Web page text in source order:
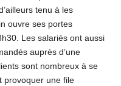
tenu à les
ouvre ses portes
Les salariés ont aussi
auprès d’une
sont nombreux à se
provoquer une file